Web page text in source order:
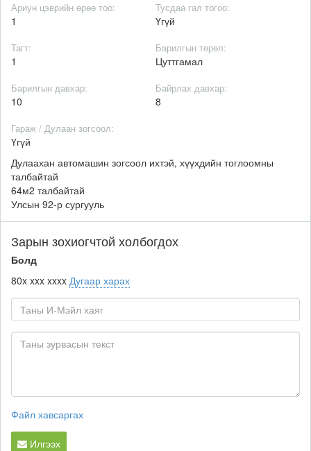
Ариун цэврийн өрөө тоо:
1
Тусдаа гал тогоо:
Үгүй
Тагт:
1
Барилгын төрөл:
Цуттгамал
Барилгын давхар:
10
Байрлах давхар:
8
Гараж / Дулаан зогсоол:
Үгүй
Дулаахан автомашин зогсоол ихтэй, хүүхдийн тоглоомны
талбайтай
64м2 талбайтай
Улсын 92-р сургууль
Зарын зохиогчтой холбогдох
Болд
80x xxx xxxx Дугаар харах
Файл хавсаргах
Илгээх